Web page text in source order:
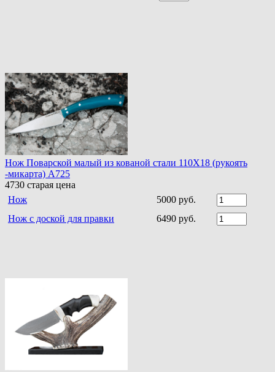
Нож Поварской малый из кованой стали 110Х18 (рукоять
-микарта) A725
4730 старая цена
Нож
5000 руб.
Нож с доской для правки
6490 руб.